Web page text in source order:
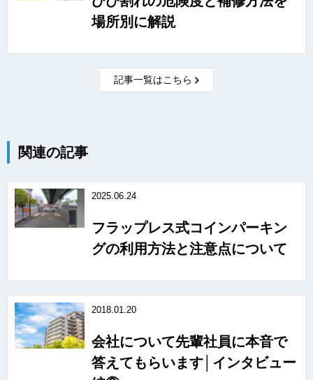
場所別に解説
記事一覧はこちら
関連の記事
2025.06.24
フラップレス式コインパーキン
グの利用方法と注意点について
2018.01.20
会社について先輩社員に本音で
答えてもらいます│インタビュー